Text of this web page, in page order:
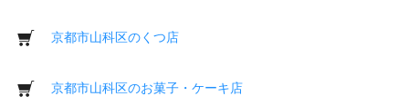
京都市山科区のくつ店
京都市山科区のお菓子・ケーキ店